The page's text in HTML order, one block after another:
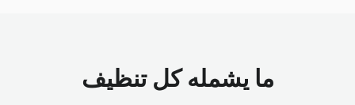
ما يشمله كل تنظيف